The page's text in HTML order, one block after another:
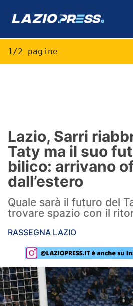
Formello
Infortuni
Primavera
Calciomercato
Lazio Women
Rassegna Lazio
Social
Calcio
1/2 pagine
Lazio, Sarri
Taty ma il suo
bilico: arrivano
dall’estero
Quale sarà il futuro del
trovare spazio con il
RASSEGNA LAZIO